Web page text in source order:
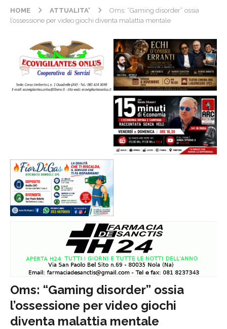
HOME ATTUALITA'
Oms: “Gaming disorder” ossia
l’ossessione per video giochi diventa malattia mentale
Oms: “Gaming disorder” ossia
l’ossessione per video giochi
diventa malattia mentale